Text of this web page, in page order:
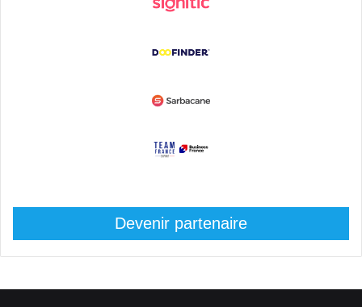
Devenir partenaire